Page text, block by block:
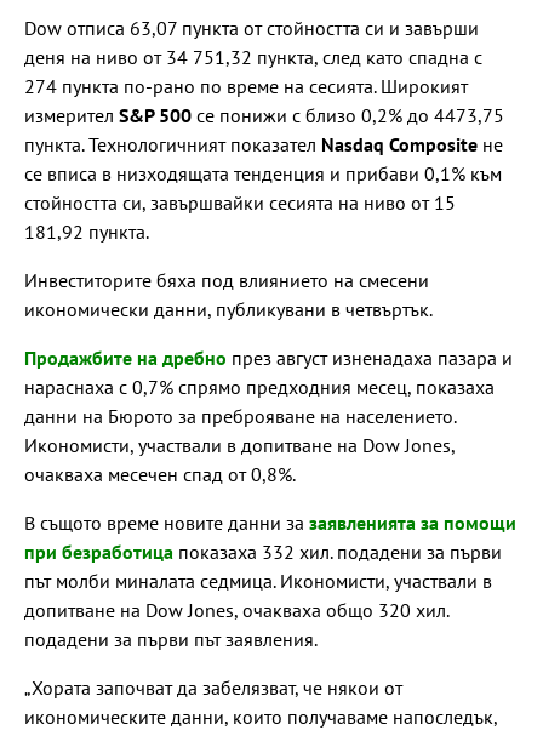
Dow отписа 63,07 пункта от стойността си и завърши
деня на ниво от 34 751,32 пункта, след като спадна с
274 пункта по-рано по време на сесията. Широкият
измерител S&P 500 се понижи с близо 0,2% до 4473,75
пункта. Технологичният показател Nasdaq Composite не
се вписа в низходящата тенденция и прибави 0,1% към
стойността си, завършвайки сесията на ниво от 15
181,92 пункта.
Инвеститорите бяха под влиянието на смесени
икономически данни, публикувани в четвъртък.
Продажбите на дребно през август изненадаха пазара и
нараснаха с 0,7% спрямо предходния месец, показаха
данни на Бюрото за преброяване на населението.
Икономисти, участвали в допитване на Dow Jones,
очакваха месечен спад от 0,8%.
В същото време новите данни за заявленията за помощи
при безработица показаха 332 хил. подадени за първи
път молби миналата седмица. Икономисти, участвали в
допитване на Dow Jones, очакваха общо 320 хил.
подадени за първи път заявления.
„Хората започват да забелязват, че някои от
икономическите данни, които получаваме напоследък,